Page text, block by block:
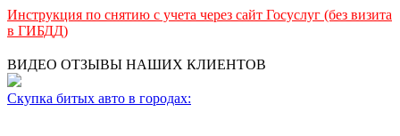
Инструкция по снятию с учета через сайт Госуслуг (без визита
в ГИБДД)
ВИДЕО ОТЗЫВЫ НАШИХ КЛИЕНТОВ
Скупка битых авто в городах: